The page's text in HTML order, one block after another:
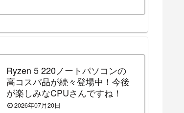
ル中）
Ryzen 5 220ノートパソコンの
高コスパ品が続々登場中！今後
が楽しみなCPUさんですね！
2026年07月20日